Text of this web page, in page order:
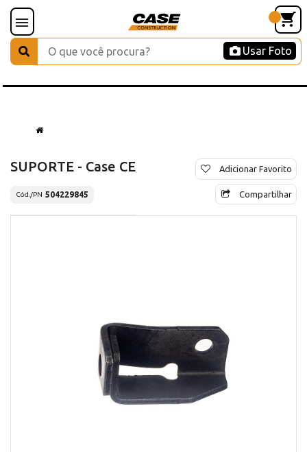
Usar Foto
SUPORTE - Case CE
Cód./PN 504229845
Adicionar Favorito
Compartilhar